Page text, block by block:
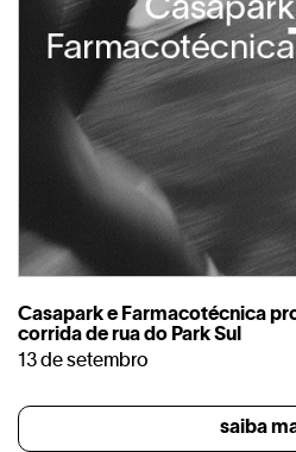
Casapark e Farmacotécnica
corrida de rua do Park Sul
13 de setembro
saiba